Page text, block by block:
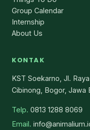
Group Calendar
Internship
About Us
KONTAK
KST Soekarno, Jl.
Cibinong, Bogor, Jawa
Telp. 0813 1288 8069
Email.